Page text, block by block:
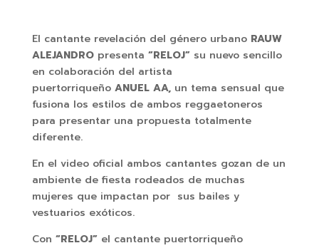
El cantante revelación del género urbano RAUW
ALEJANDROpresenta “RELOJ” su nuevo sencillo
en colaboración del artista
puertorriqueño ANUEL AA, un tema sensual que
fusiona los estilos de ambos reggaetoneros
para presentar una propuesta totalmente
diferente.
En el video oficial ambos cantantes gozan de un
ambiente de fiesta rodeados de muchas
mujeres que impactan por sus bailes y
vestuarios exóticos.
Con “RELOJ”el cantante puertorriqueño